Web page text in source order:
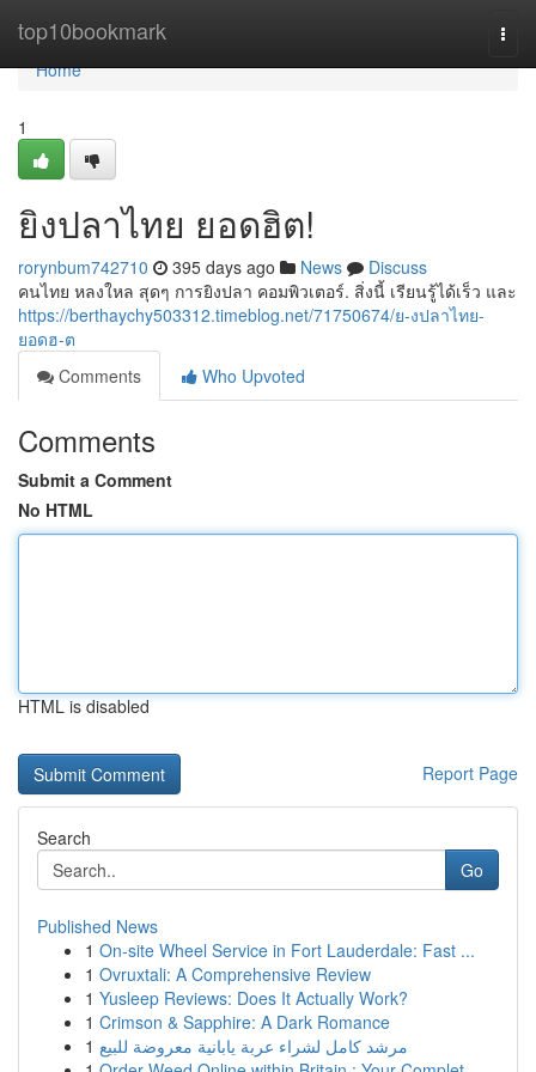
top10bookmark
Home
Home
1
ยิงปลาไทย ยอดฮิต!
rorynbum742710 395 days ago News
Discuss
คนไทย หลงใหล สุดๆ การยิงปลา คอมพิวเตอร์. สิ่งนี้ เรียนรู้ได้เร็ว และ
https://berthaychy503312.timeblog.net/71750674/ย-งปลาไทย-
ยอดฮ-ต
Comments
Who Upvoted
Comments
Submit a Comment
No HTML
HTML is disabled
Report Page
Search
Go
Published News
1 On-site Wheel Service in Fort Lauderdale: Fast ...
1 Ovruxtali: A Comprehensive Review
1 Yusleep Reviews: Does It Actually Work?
1 Crimson & Sapphire: A Dark Romance
1 مرشد كامل لشراء عربة يابانية معروضة للبيع